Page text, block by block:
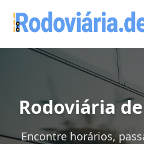
Rodoviária
Encontre horários,